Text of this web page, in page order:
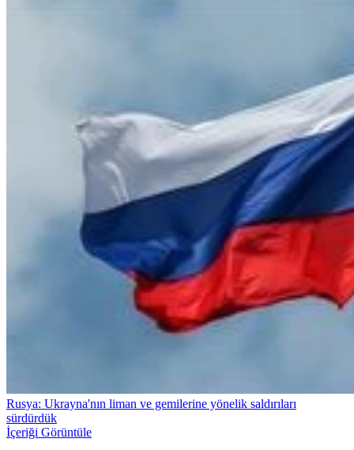
Rusya: Ukrayna'nın liman ve gemilerine yönelik saldırıları
sürdürdük
İçeriği Görüntüle